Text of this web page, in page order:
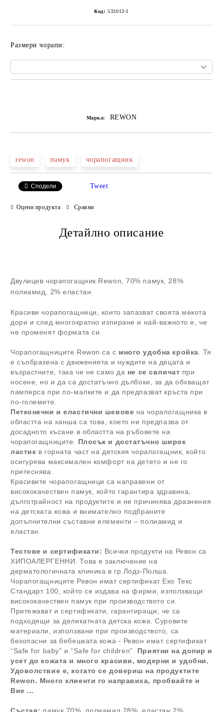
Код: 533013-1
Размери чорапи:
Марка: REWON
rewon памук чорапогащник
Сподели Tweet
Оцени продукта Сравни
Детайлно описание
Двулицев чорапогащник Rewon, 70% памук, 28%
полиамид, 2% еластан
Красиви чорапогащници, които запазват своята мекота
дори и след многократно изпиране и най-важното е, че
не променят формата си.
Чорапогащниците Rewon са с много удобна кройка . Тя
е съобразена с движенията и нуждите на децата и
възрастните, така че не само да не се свличат при
носене, но и да са достатъчно дълбоки, за да обхващат
памперса при по-малките и да предпазват кръста при
по-големите.
Петконечни и еластични шевове на чорапогащника в
областта на ханша са това, което ни предпазва от
досадното късане в областта на ръбовете на
чорапогащниците.
Плосък и достатъчно широк
ластик в горната част на детския чорапогащник, който
осигурява максимален комфорт на детето и не го
притеснява.
Красивите чорапогащници са направени от
висококачествен памук, който гарантира здравина,
дълготрайност на продуктите и не причинява дразнения
на детската кожа и внимателно подбраните
допълнителни съставни елементи – полиамид и
еластан.
Тестове и сертификати: Всички продукти на Ревон са
ХИПОАЛЕРГЕННИ. Това е заключение на
дерматологичната клиника в гр.Лодз-Полша.
Чорапогащниците Ревон имат сертификат Еко Текс
Стандарт 100, който се издава на фирми, използващи
висококачествен памук при производството си.
Притежават и сертификати, гарантиращи, че са
подходящи за деликатната детска кожа. Суровите
материали, използвани при производството, са
безопасни за бебешката кожа - Ревон имат сертификат
“Safe for baby” и “Safe for children”. Приятни на допир и
усет до кожата и много красиви, модерни и удобни.
Удоволствие е, когато се довериш на продуктите
Rewon. Много клиенти го направиха, пробвайте и
Вие ...